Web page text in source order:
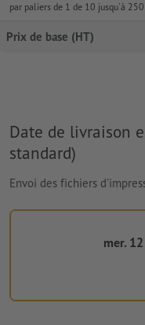
par paliers de 1 de 10 jusqu'à 250
Prix de base (HT)
Date de livraison
standard)
Envoi des fichiers
mer.